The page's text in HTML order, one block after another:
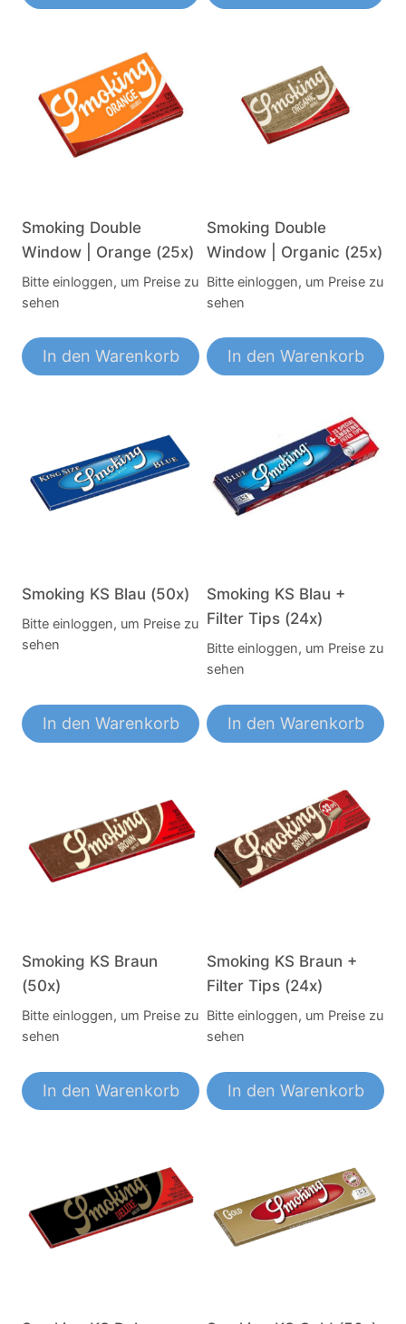
Smoking Double
Window | Orange (25x)
Bitte einloggen, um Preise zu
sehen
In den Warenkorb
Smoking Double
Window | Organic (25x)
Bitte einloggen, um Preise zu
sehen
In den Warenkorb
Smoking KS Blau (50x)
Bitte einloggen, um Preise zu
sehen
In den Warenkorb
Smoking KS Blau +
Filter Tips (24x)
Bitte einloggen, um Preise zu
sehen
In den Warenkorb
Smoking KS Braun
(50x)
Bitte einloggen, um Preise zu
sehen
In den Warenkorb
Smoking KS Braun +
Filter Tips (24x)
Bitte einloggen, um Preise zu
sehen
In den Warenkorb